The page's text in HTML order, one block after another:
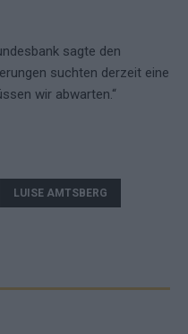
sagte den
suchten derzeit eine
wir abwarten.“
LUISE AMTSBERG